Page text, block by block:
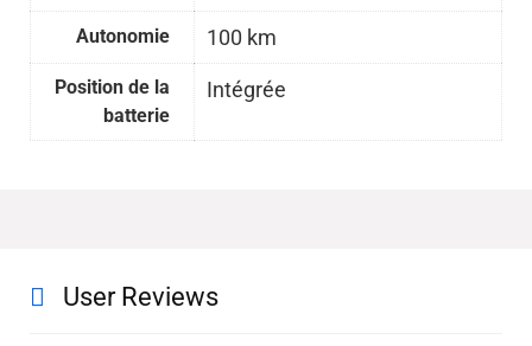
Autonomie 100 km
Position de la
batterie
Intégrée
User Reviews